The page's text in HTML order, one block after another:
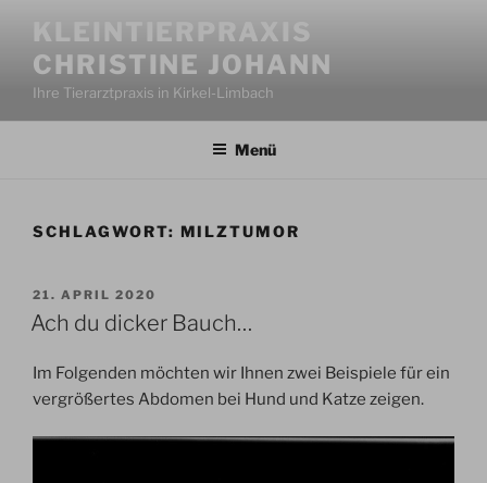
Inhalt
springen
KLEINTIERPRAXIS
CHRISTINE JOHANN
Ihre Tierarztpraxis in Kirkel-Limbach
Menü
SCHLAGWORT: MILZTUMOR
VERÖFFENTLICHT
AM
21. APRIL 2020
Ach du dicker Bauch…
Im Folgenden möchten wir Ihnen zwei Beispiele für ein
vergrößertes Abdomen bei Hund und Katze zeigen.